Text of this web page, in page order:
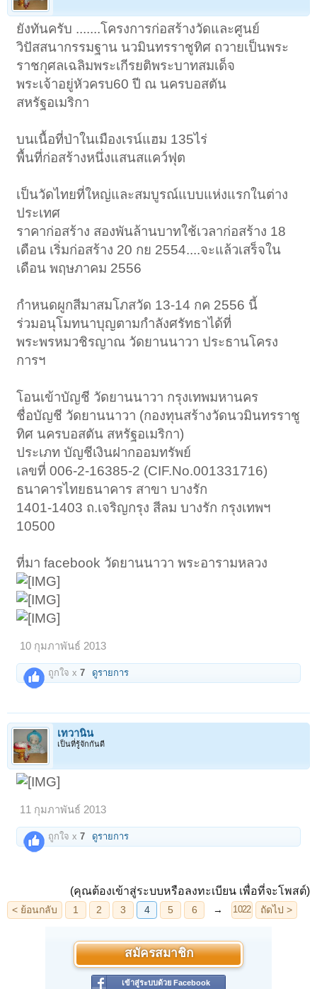
ยังทันครับ .......โครงการก่อสร้างวัดและศูนย์
วิปัสสนากรรมฐาน นวมินทรราชูทิศ ถวายเป็นพระ
ราชกุศลเฉลิมพระเกีรยติพระบาทสมเด็จ
พระเจ้าอยู่หัวครบ60 ปี ณ นครบอสตัน
สหรัฐอเมริกา
บนเนื้อที่ป่าในเมืองเรน์แฮม 135ไร่
พื้นที่ก่อสร้างหนึ่งแสนสแคว์ฟุต
เป็นวัดไทยที่ใหญ่และสมบูรณ์แบบแห่งแรกในต่าง
ประเทศ
ราคาก่อสร้าง สองพันล้านบาทใช้เวลาก่อสร้าง 18
เดือน เริ่มก่อสร้าง 20 กย 2554....จะแล้วเสร็จใน
เดือน พฤษภาคม 2556
กำหนดผูกสีมาสมโภสวัด 13-14 กค 2556 นี้
ร่วมอนุโมทนาบุญตามกำลังศรัทธาได้ที่
พระพรหมวชิรญาณ วัดยานนาวา ประธานโครง
การฯ
โอนเข้าบัญชี วัดยานนาวา กรุงเทพมหานคร
ชื่อบัญชี วัดยานนาวา (กองทุนสร้างวัดนวมินทรราชู
ทิศ นครบอสตัน สหรัฐอเมริกา)
ประเภท บัญชีเงินฝากออมทรัพย์
เลขที่ 006-2-16385-2 (CIF.No.001331716)
ธนาคารไทยธนาคาร สาขา บางรัก
1401-1403 ถ.เจริญกรุง สีลม บางรัก กรุงเทพฯ
10500
ที่มา facebook วัดยานนาวา พระอารามหลวง
10 กุมภาพันธ์ 2013
ถูกใจ x7 ดูรายการ
เทวานิน
เป็นที่รู้จักกันดี
11 กุมภาพันธ์ 2013
ถูกใจ x7 ดูรายการ
(คุณต้องเข้าสู่ระบบหรือลงทะเบียน เพื่อที่จะโพสต์)
สมัครสมาชิก
เข้าสู่ระบบด้วย Facebook